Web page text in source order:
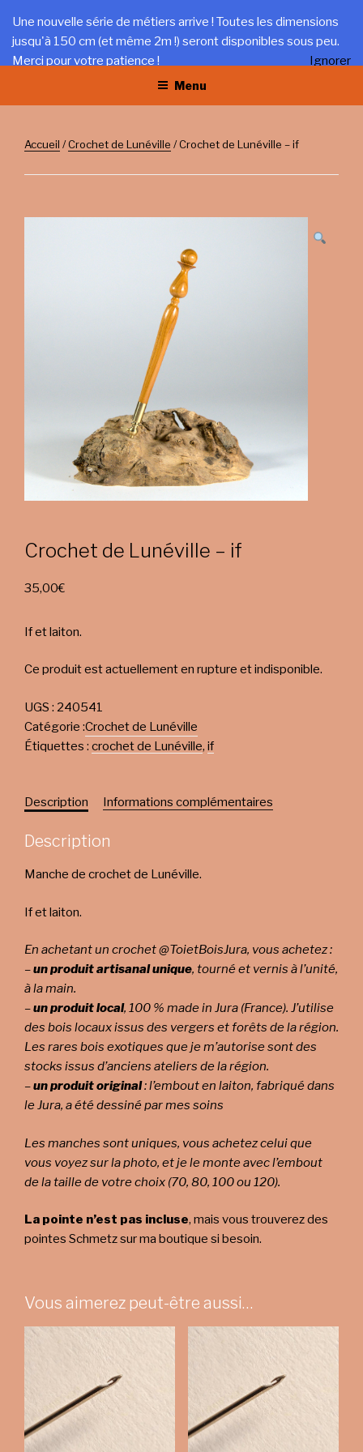
contenu
principal
LA TRÉFILERIE
Gîte et artisanat au coeur du Jura
Menu
Accueil /Crochet de Lunéville / Crochet de Lunéville – if
Crochet de Lunéville – if
35,00€
If et laiton.
Ce produit est actuellement en rupture et indisponible.
UGS : 240541
Catégorie :Crochet de Lunéville
Étiquettes : crochet de Lunéville, if
Description Informations complémentaires
Description
Manche de crochet de Lunéville.
If et laiton.
En achetant un crochet @ToietBoisJura, vous achetez :
–un produit artisanal unique, tourné et vernis à l’unité,
à la main.
–un produit local, 100 % made in Jura (France). J’utilise
des bois locaux issus des vergers et forêts de la région.
Les rares bois exotiques que je m’autorise sont des
stocks issus d’anciens ateliers de la région.
–un produit original: l’embout en laiton, fabriqué dans
le Jura, a été dessiné par mes soins
Les manches sont uniques, vous achetez celui que
vous voyez sur la photo, et je le monte avec l’embout
de la taille de votre choix (70, 80, 100 ou 120).
La pointe n’est pas incluse, mais vous trouverez des
pointes Schmetz sur ma boutique si besoin.
Vous aimerez peut-être aussi…
Une nouvelle série de métiers arrive ! Toutes les dimensions
jusqu'à 150 cm (et même 2m !) seront disponibles sous peu.
Merci pour votre patience !
Ignorer